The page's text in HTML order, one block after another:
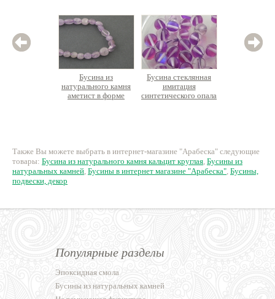
Бусина из
натурального камня
аметист в форме
Бусина стеклянная
имитация
синтетического опала
Также Вы можете выбрать в интернет-магазине "Арабеска" следующие
товары: Бусина из натурального камня кальцит круглая, Бусины из
натуральных камней, Бусины в интернет магазине "Арабеска", Бусины,
подвески, декор
Популярные разделы
Эпоксидная смола
Бусины из натуральных камней